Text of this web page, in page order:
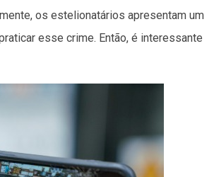
os estelionatários apresentam um
esse crime. Então, é interessante